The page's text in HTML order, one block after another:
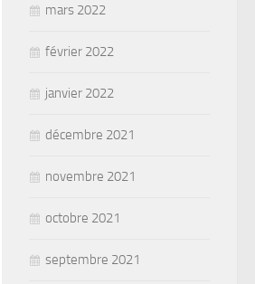
mars 2022
février 2022
janvier 2022
décembre 2021
novembre 2021
octobre 2021
septembre 2021